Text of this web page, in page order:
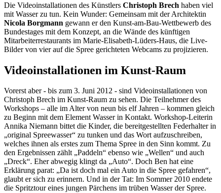
Die Videoinstallationen des Künstlers Christoph Brech haben viel
mit Wasser zu tun. Kein Wunder: Gemeinsam mit der Architektin
Nicola Borgmann gewann er den Kunst-am-Bau-Wettbewerb des
Bundestages mit dem Konzept, an die Wände des künftigen
Mitarbeiterrestaurants im Marie-Elisabeth-Lüders-Haus, die Live-
Bilder von vier auf die Spree gerichteten Webcams zu projizieren.
Videoinstallationen im Kunst-Raum
Vorerst aber - bis zum 3. Juni 2012 - sind Videoinstallationen von
Christoph Brech im Kunst-Raum zu sehen. Die Teilnehmer des
Workshops – alle im Alter von neun bis elf Jahren – kommen gleich
zu Beginn mit dem Element Wasser in Kontakt. Workshop-Leiterin
Annika Niemann bittet die Kinder, die bereitgestellten Federhalter in
„original Spreewasser“ zu tunken und das Wort aufzuschreiben,
welches ihnen als erstes zum Thema Spree in den Sinn kommt. Zu
den Ergebnissen zählt „Paddeln“ ebenso wie „Wellen“ und auch
„Dreck“. Eher abwegig klingt da „Auto“. Doch Ben hat eine
Erklärung parat: „Da ist doch mal ein Auto in die Spree gefahren“,
glaubt er sich zu erinnern. Und in der Tat: Im Sommer 2010 endete
die Spritztour eines jungen Pärchens im trüben Wasser der Spree.